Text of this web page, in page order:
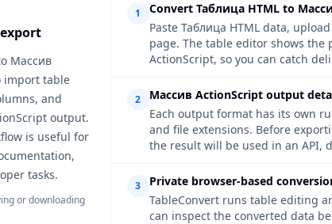
Массив
import table
and
output.
is useful for
tasks.
or downloading
1
Convert Таблица HTML to
Paste Таблица HTML data,
page. The table editor shows
ActionScript, so you can catch
2
Массив ActionScript output
Each output format has its own
and file extensions. Before
the result will be used in an API,
3
Private browser-based
TableConvert runs table editing
can inspect the converted data